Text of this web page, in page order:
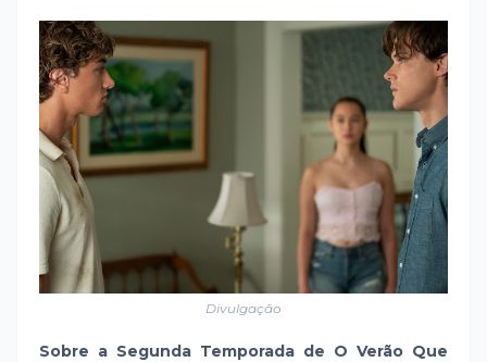
Divulgação
Sobre a Segunda Temporada de O Verão Que